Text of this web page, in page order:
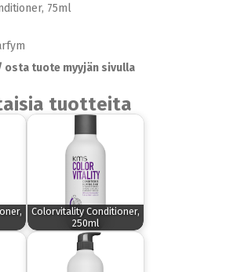
tuote myyjän sivulla
tuotteita
Colorvitality Conditioner,
250ml